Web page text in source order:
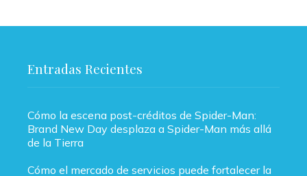
Entradas Recientes
Cómo la escena post-créditos de Spider-Man:
Brand New Day desplaza a Spider-Man más allá
de la Tierra
Cómo el mercado de servicios puede fortalecer la